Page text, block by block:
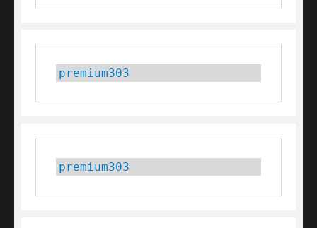
premium303
premium303